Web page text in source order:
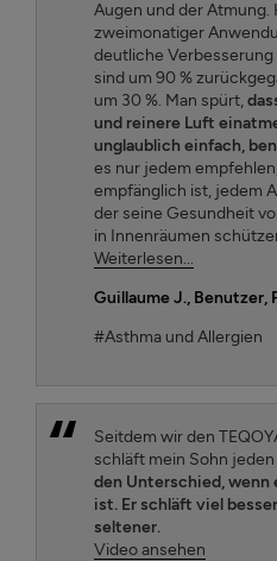
Augen und der Atmung.
zweimonatiger
deutliche
sind um 90 %
um 30 %. Man spürt,
und reinere Luft
unglaublich einfach,
es nur jedem
empfänglich ist, jedem
der seine Gesundheit
in Innenräumen
Weiterlesen...
Guillaume J., Benutzer,
#Asthma und Allergien
Seitdem wir den
schläft mein Sohn jeden
den Unterschied, wenn
ist. Er schläft viel
seltener.
Video ansehen